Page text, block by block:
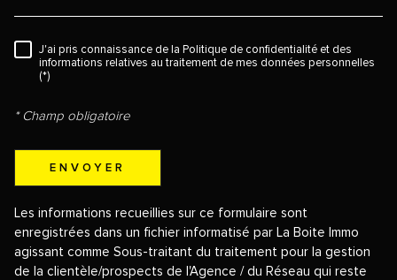
RÈGLEMENTATION
J'ai pris connaissance de la Politique de confidentialité et des
informations relatives au traitement de mes données personnelles
(*)
* Champ obligatoire
ENVOYER
Les informations recueillies sur ce formulaire sont
enregistrées dans un fichier informatisé par La Boite Immo
agissant comme Sous-traitant du traitement pour la gestion
de la clientèle/prospects de l'Agence / du Réseau qui reste